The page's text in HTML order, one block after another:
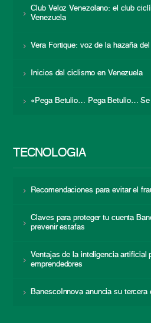
Club Veloz Venezolano: el club
Venezuela
Vera Fortique: voz de la hazaña del
Inicios del ciclismo en Venezuela
«Pega Betulio… Pega Betulio… Se
TECNOLOGÍA
Recomendaciones para evitar el
Claves para proteger tu cuenta
prevenir estafas
Ventajas de la inteligencia artificial
emprendedores
BanescoInnova anuncia su tercera